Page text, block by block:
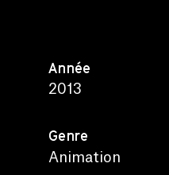
Année
2013
Genre
Animation